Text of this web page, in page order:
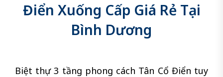
Điển Xuống Cấp Giá Rẻ Tại
Bình Dương
Biệt thự 3 tầng phong cách Tân Cổ Điển tuy